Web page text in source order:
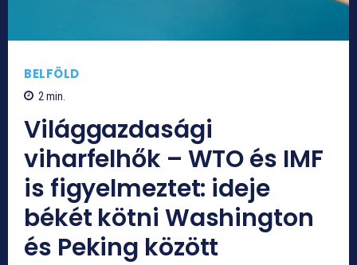
BELFÖLD
2min.
Világgazdasági
viharfelhők – WTO és IMF
is figyelmeztet: ideje
békét kötni Washington
és Peking között